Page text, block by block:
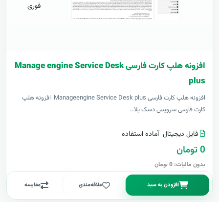
فوری
افزونه هلپ کارت فارسی Manage engine Service Desk
plus
افزونه هلپ کارت فارسی Manageengine Service Desk plus افزونه هلپ
کارت فارسی سرویس دسک پلا..
فایل دیجیتال آماده استفاده
0 تومان
بدون مالیات: 0 تومان
افزودن به سبد علاقه‌مندی مقایسه